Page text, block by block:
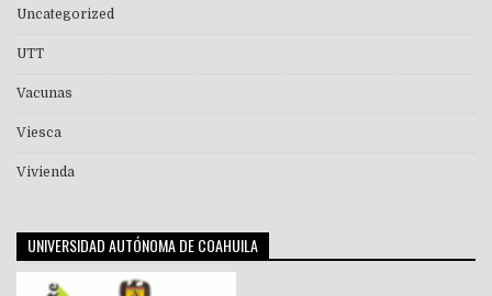
Uncategorized
UTT
Vacunas
Viesca
Vivienda
UNIVERSIDAD AUTÓNOMA DE COAHUILA